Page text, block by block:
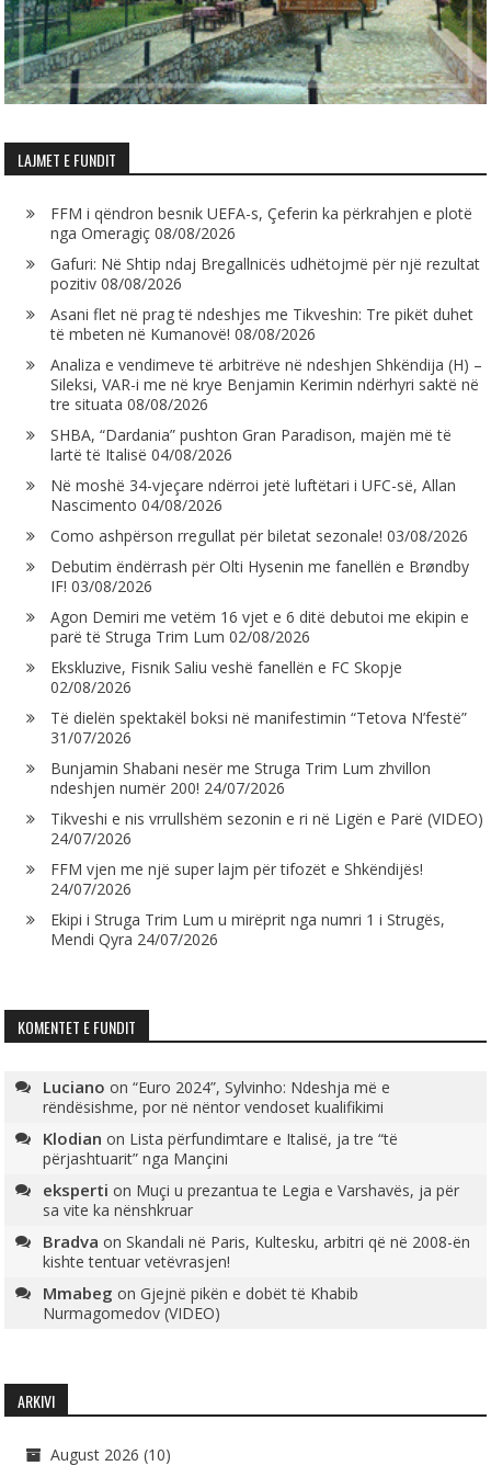
LAJMET E FUNDIT
FFM i qëndron besnik UEFA-s, Çeferin ka përkrahjen e plotë
nga Omeragiç 08/08/2026
Gafuri: Në Shtip ndaj Bregallnicës udhëtojmë për një rezultat
pozitiv 08/08/2026
Asani flet në prag të ndeshjes me Tikveshin: Tre pikët duhet
të mbeten në Kumanovë! 08/08/2026
Analiza e vendimeve të arbitrëve në ndeshjen Shkëndija (H) –
Sileksi, VAR-i me në krye Benjamin Kerimin ndërhyri saktë në
tre situata 08/08/2026
SHBA, “Dardania” pushton Gran Paradison, majën më të
lartë të Italisë 04/08/2026
Në moshë 34-vjeçare ndërroi jetë luftëtari i UFC-së, Allan
Nascimento 04/08/2026
Como ashpërson rregullat për biletat sezonale! 03/08/2026
Debutim ëndërrash për Olti Hysenin me fanellën e Brøndby
IF! 03/08/2026
Agon Demiri me vetëm 16 vjet e 6 ditë debutoi me ekipin e
parë të Struga Trim Lum 02/08/2026
Ekskluzive, Fisnik Saliu veshë fanellën e FC Skopje
02/08/2026
Të dielën spektakël boksi në manifestimin “Tetova N’festë”
31/07/2026
Bunjamin Shabani nesër me Struga Trim Lum zhvillon
ndeshjen numër 200! 24/07/2026
Tikveshi e nis vrrullshëm sezonin e ri në Ligën e Parë (VIDEO)
24/07/2026
FFM vjen me një super lajm për tifozët e Shkëndijës!
24/07/2026
Ekipi i Struga Trim Lum u mirëprit nga numri 1 i Strugës,
Mendi Qyra 24/07/2026
KOMENTET E FUNDIT
Luciano on“Euro 2024”, Sylvinho: Ndeshja më e
rëndësishme, por në nëntor vendoset kualifikimi
Klodian on Lista përfundimtare e Italisë, ja tre “të
përjashtuarit” nga Mançini
eksperti on Muçi u prezantua te Legia e Varshavës, ja për
sa vite ka nënshkruar
Bradva onSkandali në Paris, Kultesku, arbitri që në 2008-ën
kishte tentuar vetëvrasjen!
Mmabeg onGjejnë pikën e dobët të Khabib
Nurmagomedov (VIDEO)
ARKIVI
August 2026 (10)